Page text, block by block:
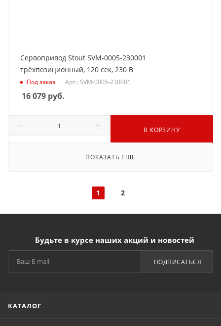
Сервопривод Stout SVM-0005-230001
трёхпозиционный, 120 сек, 230 В
Под заказ Арт.: SVM-0005-230001
16 079 руб.
В КОРЗИНУ
ПОКАЗАТЬ ЕЩЕ
1 2
Будьте в курсе наших акций и новостей
ПОДПИСАТЬСЯ
КАТАЛОГ